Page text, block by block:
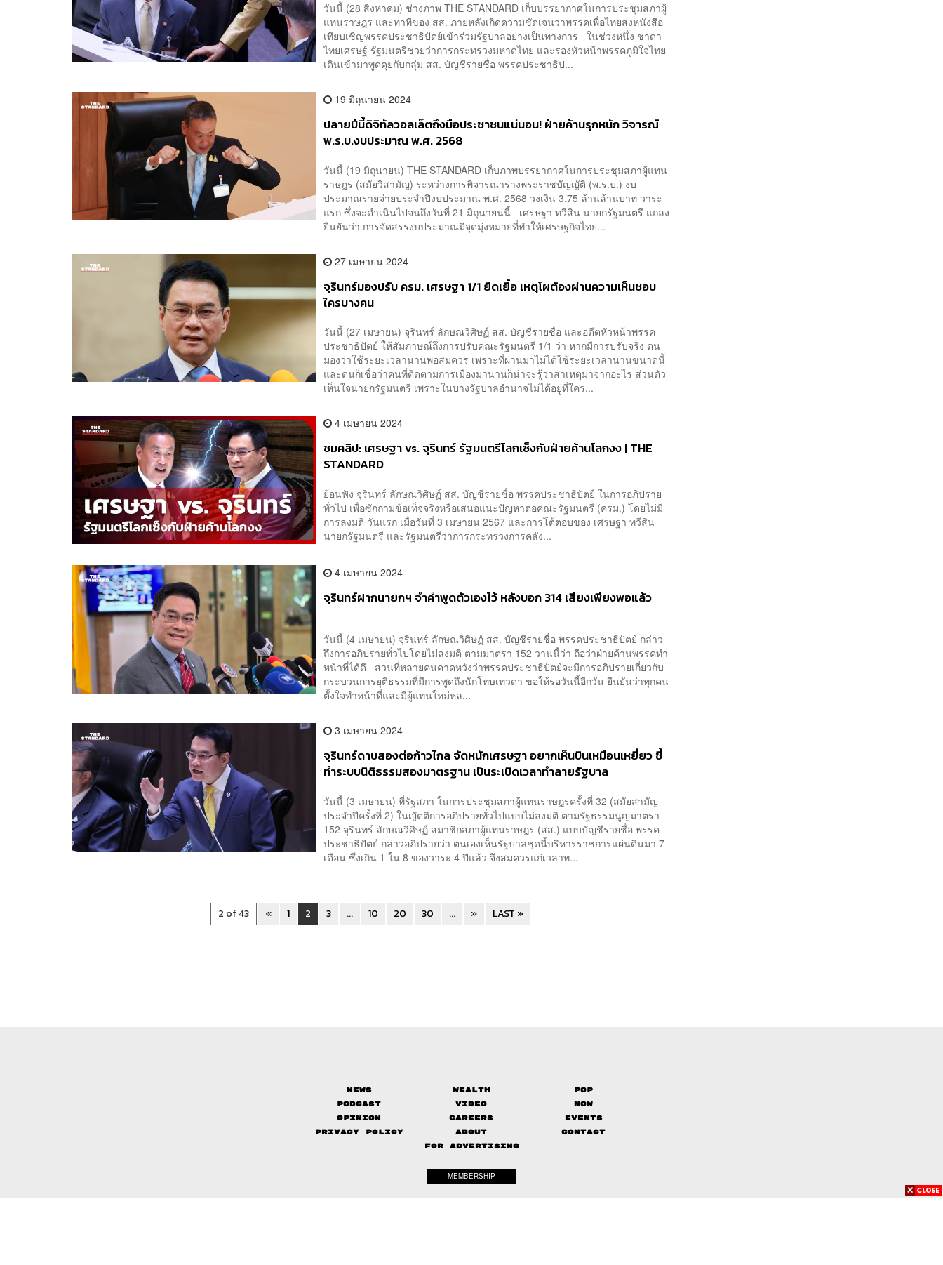
วันนี้ (28 สิงหาคม) ช่างภาพ THE STANDARD เก็บบรรยากาศในการประชุมสภาผู้
แทนราษฎร และท่าทีของ สส. ภายหลังเกิดความชัดเจนว่าพรรคเพื่อไทยส่งหนังสือ
เทียบเชิญพรรคประชาธิปัตย์เข้าร่วมรัฐบาลอย่างเป็นทางการ ในช่วงหนึ่ง ชาดา
ไทยเศรษฐ์ รัฐมนตรีช่วยว่าการกระทรวงมหาดไทย และรองหัวหน้าพรรคภูมิใจไทย
เดินเข้ามาพูดคุยกับกลุ่ม สส. บัญชีรายชื่อ พรรคประชาธิป...
19 มิถุนายน 2024
ปลายปีนี้ดิจิทัลวอลเล็ตถึงมือประชาชนแน่นอน! ฝ่ายค้านรุกหนัก วิจารณ์
พ.ร.บ.งบประมาณ พ.ศ. 2568
วันนี้ (19 มิถุนายน) THE STANDARD เก็บภาพบรรยากาศในการประชุมสภาผู้แทน
ราษฎร (สมัยวิสามัญ) ระหว่างการพิจารณาร่างพระราชบัญญัติ (พ.ร.บ.) งบ
ประมาณรายจ่ายประจำปีงบประมาณ พ.ศ. 2568 วงเงิน 3.75 ล้านล้านบาท วาระ
แรก ซึ่งจะดำเนินไปจนถึงวันที่ 21 มิถุนายนนี้ เศรษฐา ทวีสิน นายกรัฐมนตรี แถลง
ยืนยันว่า การจัดสรรงบประมาณมีจุดมุ่งหมายที่ทำให้เศรษฐกิจไทย...
27 เมษายน 2024
จุรินทร์มองปรับ ครม. เศรษฐา 1/1 ยืดเยื้อ เหตุโผต้องผ่านความเห็นชอบ
ใครบางคน
วันนี้ (27 เมษายน) จุรินทร์ ลักษณวิศิษฏ์ สส. บัญชีรายชื่อ และอดีตหัวหน้าพรรค
ประชาธิปัตย์ ให้สัมภาษณ์ถึงการปรับคณะรัฐมนตรี 1/1 ว่า หากมีการปรับจริง ตน
มองว่าใช้ระยะเวลานานพอสมควร เพราะที่ผ่านมาไม่ได้ใช้ระยะเวลานานขนาดนี้
และตนก็เชื่อว่าคนที่ติดตามการเมืองมานานก็น่าจะรู้ว่าสาเหตุมาจากอะไร ส่วนตัว
เห็นใจนายกรัฐมนตรี เพราะในบางรัฐบาลอำนาจไม่ได้อยู่ที่ใคร...
4 เมษายน 2024
ชมคลิป: เศรษฐา vs. จุรินทร์ รัฐมนตรีโลกเซ็งกับฝ่ายค้านโลกงง | THE
STANDARD
ย้อนฟัง จุรินทร์ ลักษณวิศิษฏ์ สส. บัญชีรายชื่อ พรรคประชาธิปัตย์ ในการอภิปราย
ทั่วไป เพื่อซักถามข้อเท็จจริงหรือเสนอแนะปัญหาต่อคณะรัฐมนตรี (ครม.) โดยไม่มี
การลงมติ วันแรก เมื่อวันที่ 3 เมษายน 2567 และการโต้ตอบของ เศรษฐา ทวีสิน
นายกรัฐมนตรี และรัฐมนตรีว่าการกระทรวงการคลัง...
4 เมษายน 2024
จุรินทร์ฝากนายกฯ จำคำพูดตัวเองไว้ หลังบอก 314 เสียงเพียงพอแล้ว
วันนี้ (4 เมษายน) จุรินทร์ ลักษณวิศิษฏ์ สส. บัญชีรายชื่อ พรรคประชาธิปัตย์ กล่าว
ถึงการอภิปรายทั่วไปโดยไม่ลงมติ ตามมาตรา 152 วานนี้ว่า ถือว่าฝ่ายค้านพรรคทำ
หน้าที่ได้ดี ส่วนที่หลายคนคาดหวังว่าพรรคประชาธิปัตย์จะมีการอภิปรายเกี่ยวกับ
กระบวนการยุติธรรมที่มีการพูดถึงนักโทษเทวดา ขอให้รอวันนี้อีกวัน ยืนยันว่าทุกคน
ตั้งใจทำหน้าที่และมีผู้แทนใหม่หล...
3 เมษายน 2024
จุรินทร์ดาบสองต่อก้าวไกล จัดหนักเศรษฐา อยากเห็นบินเหมือนเหยี่ยว ชี้
ทำระบบนิติธรรมสองมาตรฐาน เป็นระเบิดเวลาทำลายรัฐบาล
วันนี้ (3 เมษายน) ที่รัฐสภา ในการประชุมสภาผู้แทนราษฎรครั้งที่ 32 (สมัยสามัญ
ประจำปีครั้งที่ 2) ในญัตติการอภิปรายทั่วไปแบบไม่ลงมติ ตามรัฐธรรมนูญมาตรา
152 จุรินทร์ ลักษณวิศิษฏ์ สมาชิกสภาผู้แทนราษฎร (สส.) แบบบัญชีรายชื่อ พรรค
ประชาธิปัตย์ กล่าวอภิปรายว่า ตนเองเห็นรัฐบาลชุดนี้บริหารราชการแผ่นดินมา 7
เดือน ซึ่งเกิน 1 ใน 8 ของวาระ 4 ปีแล้ว จึงสมควรแก่เวลาท...
2 of 43 « 1 2 3 ... 10 20 30 ... » LAST »
News Wealth
Pop
Podcast
Video
Now
Opinion
Careers
Events
Privacy Policy
About
Contact
FOR ADVERTISING
MEMBERSHIP